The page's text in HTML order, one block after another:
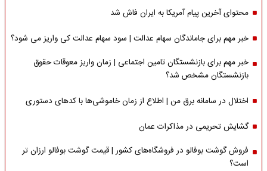
محتوای آخرین پیام آمریکا به ایران فاش شد
خبر مهم برای جاماندگان سهام عدالت | سود سهام عدالت کی واریز می شود؟
خبر مهم برای بازنشستگان تامین اجتماعی | زمان واریز معوقات حقوق
بازنشستگان مشخص شد؟
اختلال در سامانه برق من | اطلاع از زمان خاموشی‌ها با کدهای دستوری
گشایش تحریمی در مذاکرات عمان
فروش گوشت بوفالو در فروشگاه‌های کشور | قیمت گوشت بوفالو ارزان تر
است؟